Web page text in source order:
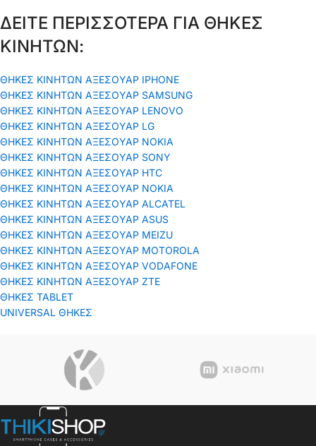
ΔΕΙΤΕ ΠΕΡΙΣΣΟΤΕΡΑ ΓΙΑ ΘΗΚΕΣ
ΚΙΝΗΤΩΝ:
ΘΗΚΕΣ ΚΙΝΗΤΩΝ ΑΞΕΣΟΥΑΡ IPHONE
ΘΗΚΕΣ ΚΙΝΗΤΩΝ ΑΞΕΣΟΥΑΡ SAMSUNG
ΘΗΚΕΣ ΚΙΝΗΤΩΝ ΑΞΕΣΟΥΑΡ LENOVO
ΘΗΚΕΣ ΚΙΝΗΤΩΝ ΑΞΕΣΟΥΑΡ LG
ΘΗΚΕΣ ΚΙΝΗΤΩΝ ΑΞΕΣΟΥΑΡ ΝΟΚΙΑ
ΘΗΚΕΣ ΚΙΝΗΤΩΝ ΑΞΕΣΟΥΑΡ SONY
ΘΗΚΕΣ ΚΙΝΗΤΩΝ ΑΞΕΣΟΥΑΡ HTC
ΘΗΚΕΣ ΚΙΝΗΤΩΝ ΑΞΕΣΟΥΑΡ NOKIA
ΘΗΚΕΣ ΚΙΝΗΤΩΝ ΑΞΕΣΟΥΑΡ ALCATEL
ΘΗΚΕΣ ΚΙΝΗΤΩΝ ΑΞΕΣΟΥΑΡ ASUS
ΘΗΚΕΣ ΚΙΝΗΤΩΝ ΑΞΕΣΟΥΑΡ MEIZU
ΘΗΚΕΣ ΚΙΝΗΤΩΝ ΑΞΕΣΟΥΑΡ MOTOROLA
ΘΗΚΕΣ ΚΙΝΗΤΩΝ ΑΞΕΣΟΥΑΡ VODAFONE
ΘΗΚΕΣ ΚΙΝΗΤΩΝ ΑΞΕΣΟΥΑΡ ΖΤΕ
ΘΗΚΕΣ TABLET
UNIVERSAL ΘΗΚΕΣ